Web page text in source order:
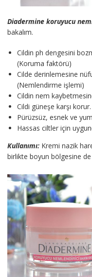
Diadermine koruyucu
bakalım.
Cildin ph dengesini
(Koruma faktörü)
Cilde derinlemesine
(Nemlendirme işlemi)
Cildin nem
Cildi güneşe karşı korur.
Pürüzsüz, esnek ve
Hassas ciltler için
Kullanımı: Kremi nazik
birlikte boyun bölgesine de